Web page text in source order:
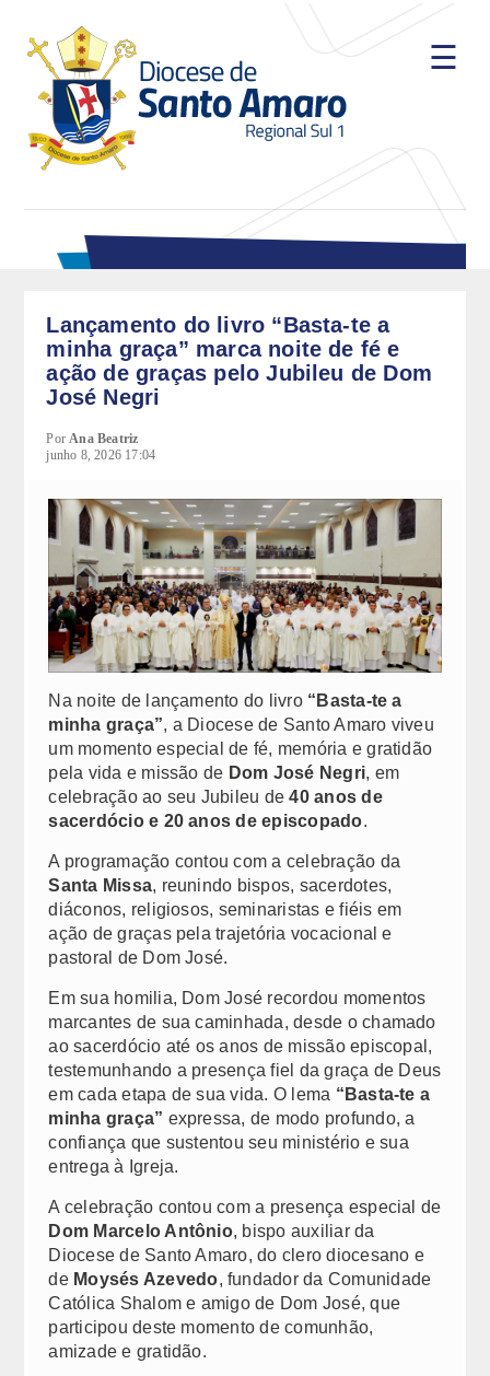
A Diocese
História
Dom Fernando Antônio Figueiredo, OFM
Clero
Padres Religiosos
Padres Diocesanos Externos
Paróquias
Todas as paróquias
Mapa territorial
Tribunal Eclesiástico
CITAÇÃO POR EDITAL
Decreto de Instituição da Comissão
Nomeação dos membros da Comissão
Chancelaria
Comunicados e Decretos
Expediente
Atos
Nomeação de Pároco
Pastorais
CARTEIRA DIGITAL
Seminários
☰
Lançamento do livro “Basta-te a
minha graça” marca noite de fé e
ação de graças pelo Jubileu de Dom
José Negri
PorAna Beatriz
junho 8, 2026 17:04
Na noite de lançamento do livro “Basta-te a
minha graça”, a Diocese de Santo Amaro viveu
um momento especial de fé, memória e gratidão
pela vida e missão de Dom José Negri, em
celebração ao seu Jubileu de40 anos de
sacerdócio e 20 anos de episcopado.
A programação contou com a celebração da
Santa Missa, reunindo bispos, sacerdotes,
diáconos, religiosos, seminaristas e fiéis em
ação de graças pela trajetória vocacional e
pastoral de Dom José.
Em sua homilia, Dom José recordou momentos
marcantes de sua caminhada, desde o chamado
ao sacerdócio até os anos de missão episcopal,
testemunhando a presença fiel da graça de Deus
em cada etapa de sua vida. O lema “Basta-te a
minha graça” expressa, de modo profundo, a
confiança que sustentou seu ministério e sua
entrega à Igreja.
A celebração contou com a presença especial de
Dom Marcelo Antônio, bispo auxiliar da
Diocese de Santo Amaro, do clero diocesano e
de Moysés Azevedo, fundador da Comunidade
Católica Shalom e amigo de Dom José, que
participou deste momento de comunhão,
amizade e gratidão.